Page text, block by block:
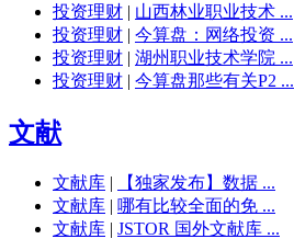
投资理财 | 山西林业职业技术 ...
投资理财 | 今算盘：网络投资 ...
投资理财 | 湖州职业技术学院 ...
投资理财 | 今算盘那些有关P2 ...
文献
文献库 |
【独家发布】数据 ...
文献库 | 哪有比较全面的免 ...
文献库 | JSTOR 国外文献库 ...